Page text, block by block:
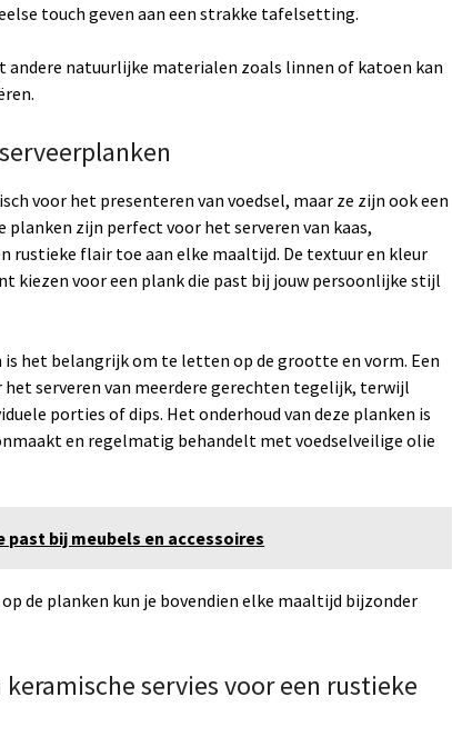
touch geven aan een strakke tafelsetting.
natuurlijke materialen zoals linnen of katoen kan
voor het presenteren van voedsel, maar ze zijn ook een
zijn perfect voor het serveren van kaas,
rustieke flair toe aan elke maaltijd. De textuur en kleur
kiezen voor een plank die past bij jouw persoonlijke stijl
het belangrijk om te letten op de grootte en vorm. Een
serveren van meerdere gerechten tegelijk, terwijl
porties of dips. Het onderhoud van deze planken is
en regelmatig behandelt met voedselveilige olie
past bij meubels en accessoires
de planken kun je bovendien elke maaltijd bijzonder
servies voor een rustieke